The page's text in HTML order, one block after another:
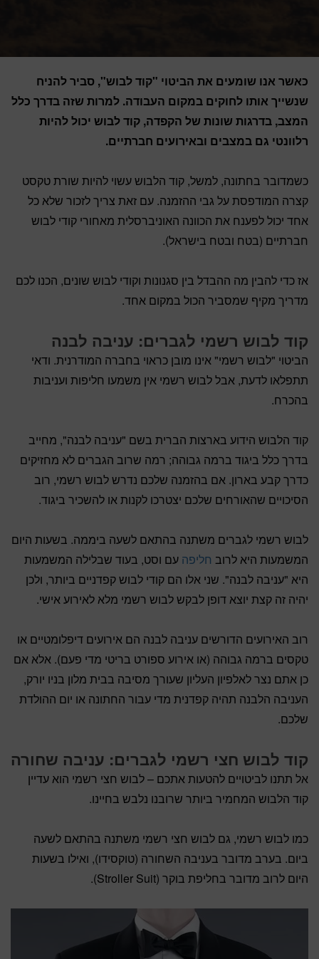
כאשר אנו שומעים את הביטוי "קוד לבוש", סביר להניח
שנשייך אותו לחוקים במקום העבודה. למרות שזה בדרך כלל
המצב, בדרגות שונות של הקפדה, קוד לבוש יכול להיות
רלוונטי גם במצבים ובאירועים חברתיים.
כשמדובר בחתונה, למשל, קוד הלבוש עשוי להיות שורת טקסט
קצרה המודפסת על גבי ההזמנה. עם זאת צריך לזכור שלא כל
אחד יכול לפענח את הכוונה האוניברסלית מאחורי קודי לבוש
חברתיים (בטח ובטח בישראל).
אז כדי להבין מה ההבדל בין סגנונות וקודי לבוש שונים, הכנו לכם
מדריך מקיף שמסביר הכול במקום אחד.
קוד לבוש רשמי לגברים: עניבה לבנה
הביטוי "לבוש רשמי" אינו מובן כראוי בחברה המודרנית. ודאי
תתפלאו לדעת, אבל לבוש רשמי אין משמעו חליפות ועניבות
בהכרח.
קוד הלבוש הידוע בארצות הברית בשם "עניבה לבנה", מחייב
בדרך כלל ביגוד ברמה גבוהה; רמה שרוב הגברים לא מחזיקים
כדרך קבע בארון. אם בהזמנה שלכם נדרש לבוש רשמי, רוב
הסיכויים שהאורחים שלכם יצטרכו לקנות או להשכיר ביגוד.
לבוש רשמי לגברים משתנה בהתאם לשעה ביממה. בשעות היום
המשמעות היא לרוב חליפה עם וסט, בעוד שבלילה המשמעות
היא "עניבה לבנה". שני אלו הם קודי לבוש קפדניים ביותר, ולכן
יהיה זה קצת יוצא דופן לבקש לבוש רשמי מלא לאירוע אישי.
רוב האירועים הדורשים עניבה לבנה הם אירועים דיפלומטיים או
טקסים ברמה גבוהה (או אירוע ספורט בריטי מדי פעם). אלא אם
כן אתם נצר לאלפיון העליון שעורך מסיבה בבית מלון בניו יורק,
העניבה הלבנה תהיה קפדנית מדי עבור החתונה או יום ההולדת
שלכם.
קוד לבוש חצי רשמי לגברים: עניבה שחורה
אל תתנו לביטויים להטעות אתכם – לבוש חצי רשמי הוא עדיין
קוד הלבוש המחמיר ביותר שרובנו נלבש בחיינו.
כמו לבוש רשמי, גם לבוש חצי רשמי משתנה בהתאם לשעה
ביום. בערב מדובר בעניבה השחורה (טוקסידו), ואילו בשעות
היום לרוב מדובר בחליפת בוקר (Stroller Suit).